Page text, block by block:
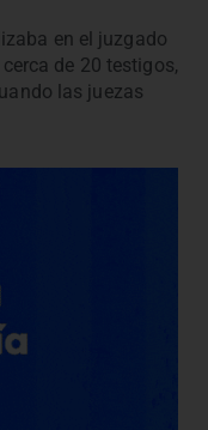
en el juzgado
de 20 testigos,
las juezas